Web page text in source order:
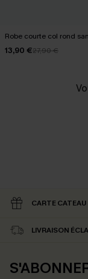
Robe courte col rond
13,90 €27,90 €
CARTE CATEAU
LIVRAISON